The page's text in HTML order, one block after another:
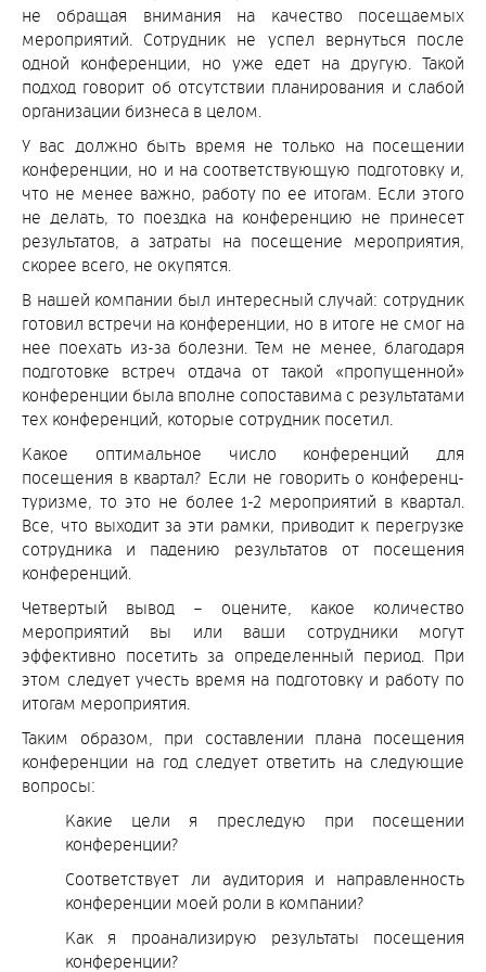
не обращая внимания на качество посещаемых
мероприятий. Сотрудник не успел вернуться после
одной конференции, но уже едет на другую. Такой
подход говорит об отсутствии планирования и слабой
организации бизнеса в целом.
У вас должно быть время не только на посещении
конференции, но и на соответствующую подготовку и,
что не менее важно, работу по ее итогам. Если этого
не делать, то поездка на конференцию не принесет
результатов, а затраты на посещение мероприятия,
скорее всего, не окупятся.
В нашей компании был интересный случай: сотрудник
готовил встречи на конференции, но в итоге не смог на
нее поехать из-за болезни. Тем не менее, благодаря
подготовке встреч отдача от такой «пропущенной»
конференции была вполне сопоставима с результатами
тех конференций, которые сотрудник посетил.
Какое оптимальное число конференций для
посещения в квартал? Если не говорить о конференц-
туризме, то это не более 1-2 мероприятий в квартал.
Все, что выходит за эти рамки, приводит к перегрузке
сотрудника и падению результатов от посещения
конференций.
Четвертый вывод – оцените, какое количество
мероприятий вы или ваши сотрудники могут
эффективно посетить за определенный период. При
этом следует учесть время на подготовку и работу по
итогам мероприятия.
Таким образом, при составлении плана посещения
конференции на год следует ответить на следующие
вопросы:
Какие цели я преследую при посещении
конференции?
Соответствует ли аудитория и направленность
конференции моей роли в компании?
Как я проанализирую результаты посещения
конференции?